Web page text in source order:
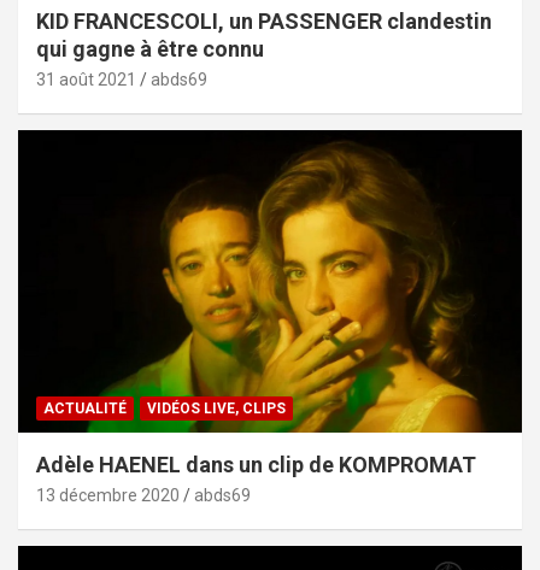
KID FRANCESCOLI, un PASSENGER clandestin
qui gagne à être connu
31 août 2021 abds69
ACTUALITÉ VIDÉOS LIVE, CLIPS
Adèle HAENEL dans un clip de KOMPROMAT
13 décembre 2020 abds69